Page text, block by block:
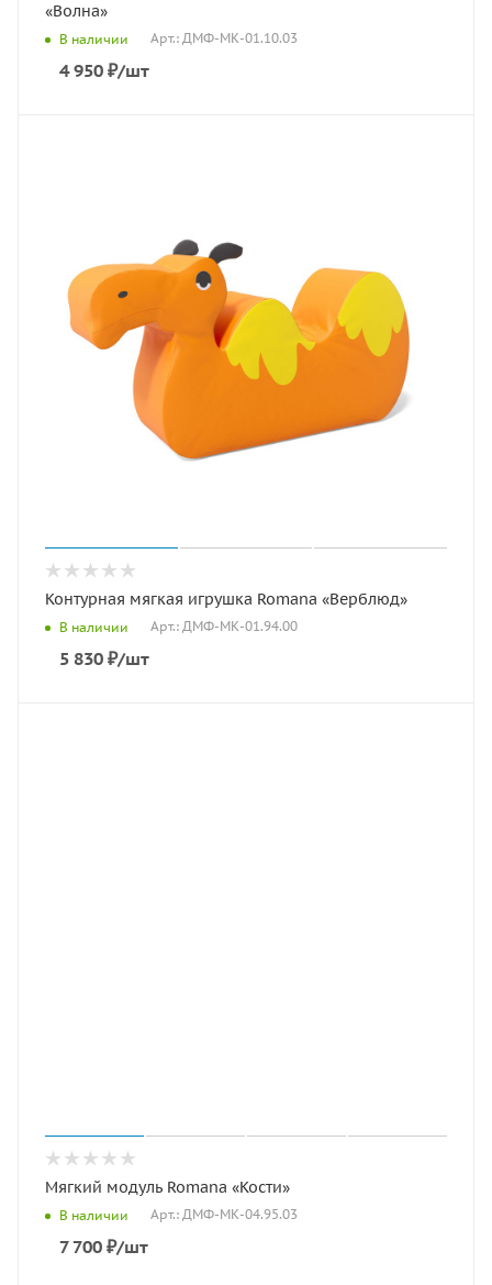
«Волна»
В наличии Арт.: ДМФ-МК-01.10.03
4 950 ₽/шт
Контурная мягкая игрушка Romana «Верблюд»
В наличии Арт.: ДМФ-МК-01.94.00
5 830 ₽/шт
Мягкий модуль Romana «Кости»
В наличии Арт.: ДМФ-МК-04.95.03
7 700 ₽/шт